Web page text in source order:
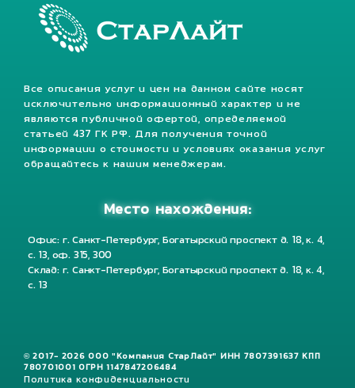
Все описания услуг и цен на данном сайте носят
исключительно информационный характер и не
являются публичной офертой, определяемой
статьей 437 ГК РФ. Для получения точной
информации о стоимости и условиях оказания услуг
обращайтесь к нашим менеджерам.
Место нахождения:
Офис: г. Санкт-Петербург, Богатырский проспект д. 18, к. 4,
с. 13, оф. 315, 300
Склад: г. Санкт-Петербург, Богатырский проспект д. 18, к. 4,
с. 13
© 2017- 2026 ООО "Компания СтарЛайт" ИНН 7807391637 КПП
780701001 ОГРН 1147847206484
Политика конфиденциальности